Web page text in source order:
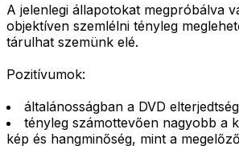
A jelenlegi állapotokat megpróbálva
objektíven szemlélni tényleg
tárulhat szemünk elé.
Pozitívumok:
általánosságban a DVD
tényleg számottevően nagyobb a
kép és hangminőség, mint a